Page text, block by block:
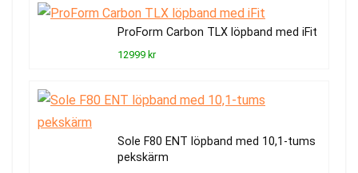
ProForm Carbon TLX löpband med iFit
12999 kr
Sole F80 ENT löpband med 10,1-tums
pekskärm